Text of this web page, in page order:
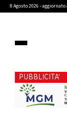
8 Agosto 2026 - aggiornato
PUBBLICITA'